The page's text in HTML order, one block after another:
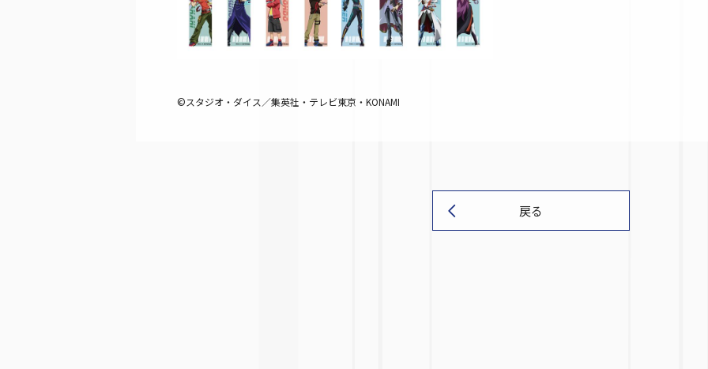
©スタジオ・ダイス／集英社・テレビ東京・KONAMI
戻る